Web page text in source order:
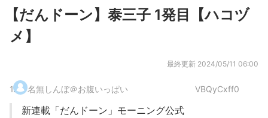
【だんドーン】泰三子 1発目【ハコヅ
メ】
最終更新 2024/05/11 06:00
1. 名無しんぼ＠お腹いっぱい VBQyCxff0
新連載「だんドーン」モーニング公式